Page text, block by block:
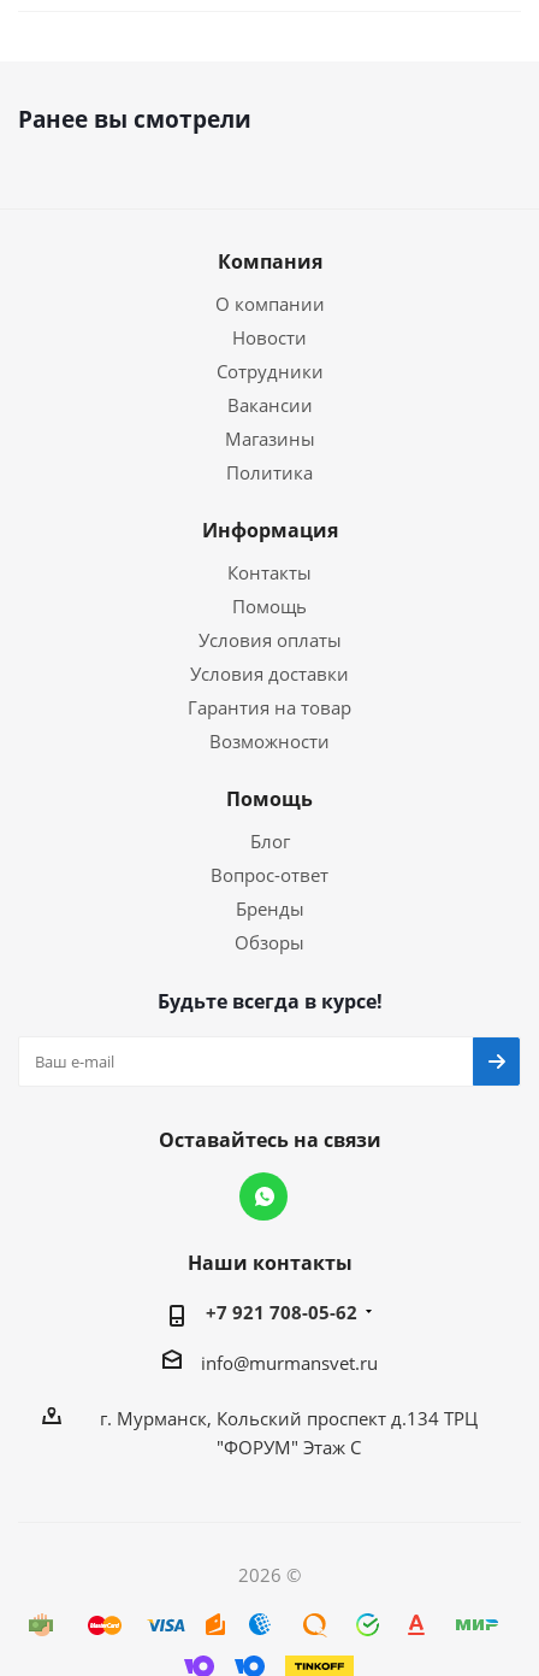
Ранее вы смотрели
Компания
О компании
Новости
Сотрудники
Вакансии
Магазины
Политика
Информация
Контакты
Помощь
Условия оплаты
Условия доставки
Гарантия на товар
Возможности
Помощь
Блог
Вопрос-ответ
Бренды
Обзоры
Будьте всегда в курсе!
Оставайтесь на связи
Наши контакты
+7 921 708-05-62
info@murmansvet.ru
г. Мурманск, Кольский проспект д.134 ТРЦ
"ФОРУМ" Этаж С
2026 ©